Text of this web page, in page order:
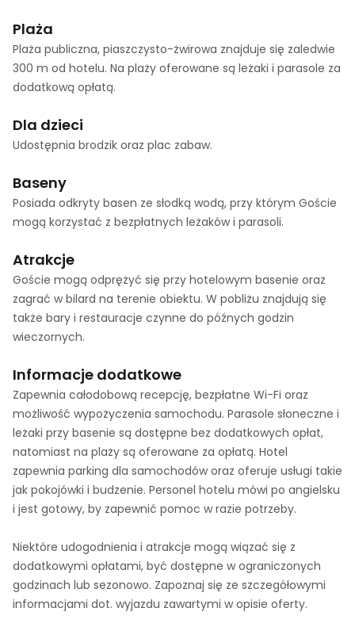
Plaża
Plaża publiczna, piaszczysto-żwirowa znajduje się zaledwie
300 m od hotelu. Na plaży oferowane są leżaki i parasole za
dodatkową opłatą.
Dla dzieci
Udostępnia brodzik oraz plac zabaw.
Baseny
Posiada odkryty basen ze słodką wodą, przy którym Goście
mogą korzystać z bezpłatnych leżaków i parasoli.
Atrakcje
Goście mogą odprężyć się przy hotelowym basenie oraz
zagrać w bilard na terenie obiektu. W pobliżu znajdują się
także bary i restauracje czynne do późnych godzin
wieczornych.
Informacje dodatkowe
Zapewnia całodobową recepcję, bezpłatne Wi-Fi oraz
możliwość wypożyczenia samochodu. Parasole słoneczne i
leżaki przy basenie są dostępne bez dodatkowych opłat,
natomiast na plaży są oferowane za opłatą. Hotel
zapewnia parking dla samochodów oraz oferuje usługi takie
jak pokojówki i budzenie. Personel hotelu mówi po angielsku
i jest gotowy, by zapewnić pomoc w razie potrzeby.
Niektóre udogodnienia i atrakcje mogą wiązać się z
dodatkowymi opłatami, być dostępne w ograniczonych
godzinach lub sezonowo. Zapoznaj się ze szczegółowymi
informacjami dot. wyjazdu zawartymi w opisie oferty.